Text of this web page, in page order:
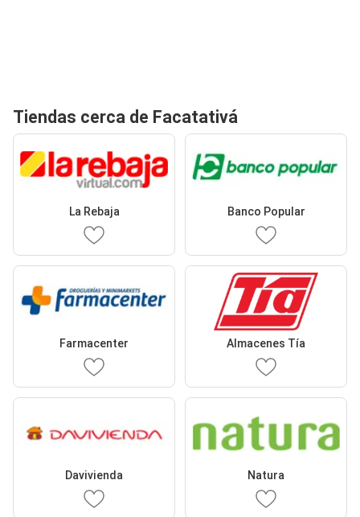
Tiendas cerca de Facatativá
La Rebaja Banco Popular
Farmacenter Almacenes Tía
Davivienda Natura